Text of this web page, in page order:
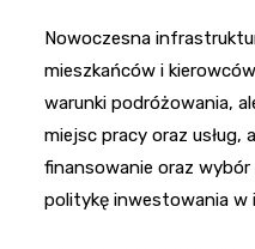
Nowoczesna
mieszkańców i
warunki podróżowania,
miejsc pracy oraz
finansowanie oraz
politykę inwestowania w